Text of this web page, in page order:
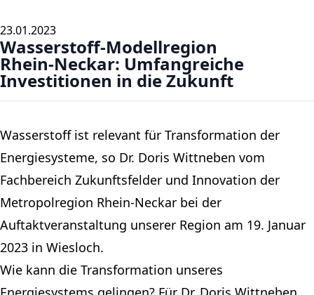
23.01.2023
Wasserstoff-Modellregion
Rhein-Neckar: Umfangreiche
Investitionen in die Zukunft
Wasserstoff ist relevant für Transformation der
Energiesysteme, so Dr. Doris Wittneben vom
Fachbereich Zukunftsfelder und Innovation der
Metropolregion Rhein-Neckar bei der
Auftaktveranstaltung unserer Region am 19. Januar
2023 in Wiesloch.
Wie kann die Transformation unseres